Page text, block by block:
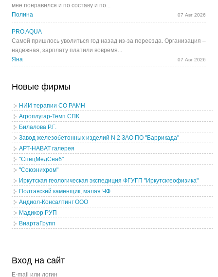
мне понравился и по составу и по...
Полина
07 Авг 2026
PRO AQUA
Самой пришлось уволиться год назад из-за переезда. Организация –
надежная, зарплату платили вовремя...
Яна
07 Авг 2026
Новые фирмы
НИИ терапии СО РАМН
Агроплугар-Темп СПК
Билалова Р.Г.
Завод железобетонных изделий N 2 ЗАО ПО "Баррикада"
АРТ-НАВАТ галерея
"СпецМедСнаб"
"Союзнихром"
Иркутская геологическая экспедиция ФГУГП "Иркутскгеофизика"
Полтавский каменщик, малая ЧФ
Андиол-Консалтинг ООО
Мадикор РУП
ВиартаГрупп
Вход на сайт
E-mail или логин